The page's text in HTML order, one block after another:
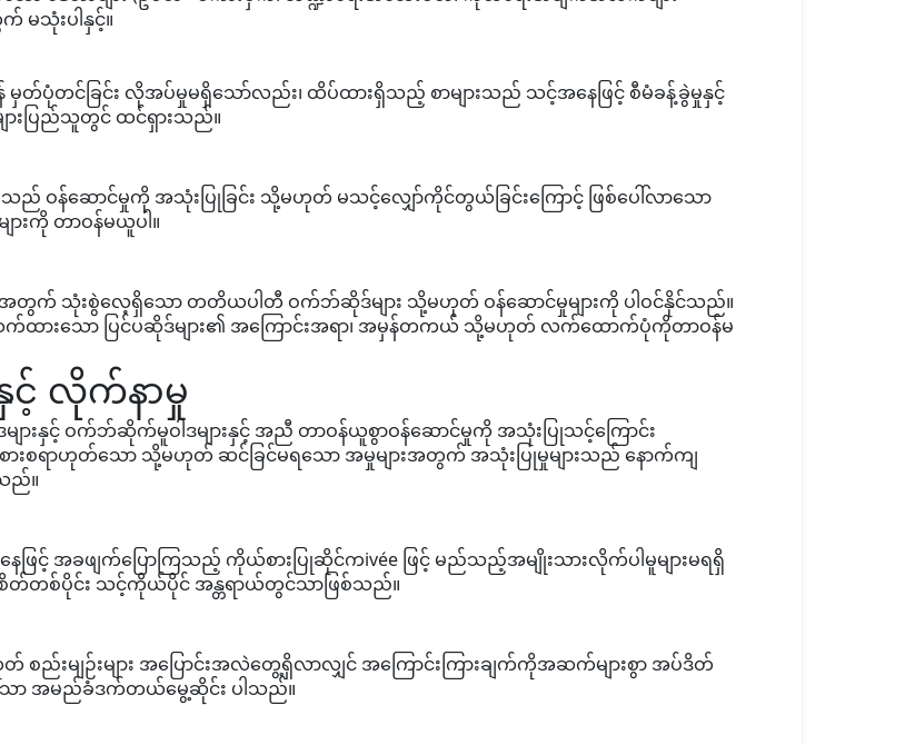
သုံးပါနှင့်။
မှတ်ပုံတင်ခြင်း လိုအပ်မှုမရှိသော်လည်း၊ ထိပ်ထားရှိသည့် စာများသည် သင့်အနေဖြင့် စီမံခန့်ခွဲမှုနှင့်
ားပြည်သူတွင် ထင်ရှားသည်။
ားသည် ဝန်ဆောင်မှုကို အသုံးပြုခြင်း သို့မဟုတ် မသင့်လျှော်ကိုင်တွယ်ခြင်းကြောင့် ဖြစ်ပေါ်လာသော
ကို တာဝန်မယူပါ။
က် သုံးစွဲလေ့ရှိသော တတိယပါတီ ဝက်ဘ်ဆိုဒ်များ သို့မဟုတ် ဝန်ဆောင်မှုများကို ပါဝင်နိုင်သည်။
ားသော ပြင်ပဆိုဒ်များ၏ အကြောင်းအရာ၊ အမှန်တကယ် သို့မဟုတ် လက်ထောက်ပုံကိုတာဝန်မ
င့် လိုက်နာမှု
ားနှင့် ဝက်ဘ်ဆိုက်မူဝါဒများနှင့် အညီ တာဝန်ယူစွာဝန်ဆောင်မှုကို အသုံးပြုသင့်ကြောင်း
ရာဟုတ်သော သို့မဟုတ် ဆင်ခြင်မရသော အမှုများအတွက် အသုံးပြုမှုများသည် နောက်ကျ
ည်။
ေဖြင့် အခဖျက်ပြောကြသည့် ကိုယ်စားပြုဆိုင်ကivée ဖြင့် မည်သည့်အမျိုးသားလိုက်ပါမူများမရရှိ
တ်တစ်ပိုင်း သင့်ကိုယ်ပိုင် အန္တရာယ်တွင်သာဖြစ်သည်။
းမျဉ်းများ အပြောင်းအလဲတွေ့ရှိလာလျှင် အကြောင်းကြားချက်ကိုအဆက်များစွာ အပ်ဒိတ်
ာ အမည်ခံဒက်တယ်မွေ့ဆိုင်း ပါသည်။